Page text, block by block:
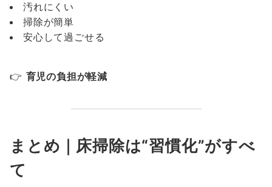
汚れにくい
掃除が簡単
安心して過ごせる
👉 育児の負担が軽減
まとめ｜床掃除は“習慣化”がすべ
て